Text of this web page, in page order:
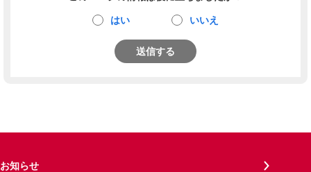
はい いいえ
送信する
お知らせ